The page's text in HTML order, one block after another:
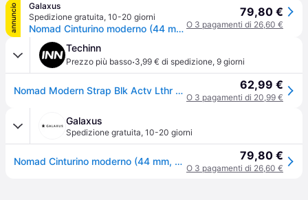
annuncio
Galaxus
Spedizione gratuita, 10-20 giorni
Nomad Cinturino moderno (44 mm, Pelle Horween), Cinturini per orologi, Nero
79,80 €
O 3 pagamenti di 26,60 €
Techinn
Prezzo più basso·3,99 € di spedizione, 9 giorni
Nomad Modern Strap Blk Actv Lthr 42/44/45/49 Prov2 Strap Nero 62,99 €
O 3 pagamenti di 20,99 €
Galaxus
Spedizione gratuita, 10-20 giorni
Nomad Cinturino moderno (44 mm, Pelle Horween), Cinturini per orologi, Nero 79,80 €
O 3 pagamenti di 26,60 €